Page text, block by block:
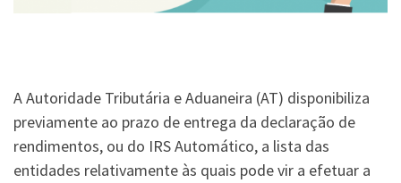
A Autoridade Tributária e Aduaneira (AT) disponibiliza
previamente ao prazo de entrega da declaração de
rendimentos, ou do IRS Automático, a lista das
entidades relativamente às quais pode vir a efetuar a